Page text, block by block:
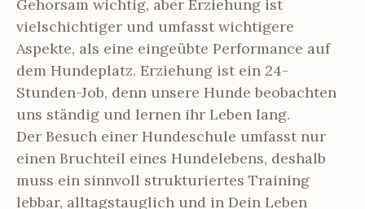
Gehorsam wichtig, aber Erziehung ist
vielschichtiger und umfasst wichtigere
Aspekte, als eine eingeübte Performance auf
dem Hundeplatz. Erziehung ist ein 24-
Stunden-Job, denn unsere Hunde beobachten
uns ständig und lernen ihr Leben lang.
Der Besuch einer Hundeschule umfasst nur
einen Bruchteil eines Hundelebens, deshalb
muss ein sinnvoll strukturiertes Training
lebbar, alltagstauglich und in Dein Leben